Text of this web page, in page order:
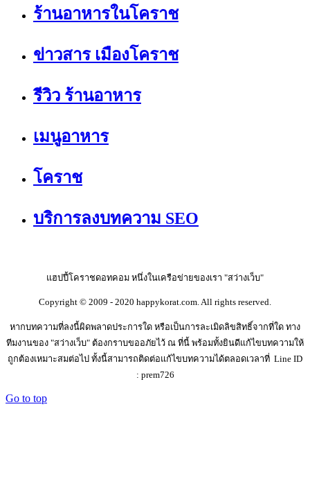
ร้านอาหารในโคราช
ข่าวสาร เมืองโคราช
รีวิว ร้านอาหาร
เมนูอาหาร
โคราช
บริการลงบทความ SEO
แฮปปี้โคราชดอทคอม หนึ่งในเครือข่ายของเรา "สว่างเว็บ"
Copyright © 2009 - 2020 happykorat.com. All rights reserved.
หากบทความที่ลงนี้ผิดพลาดประการใด หรือเป็นการละเมิดลิขสิทธิ์จากที่ใด ทาง
ทีมงานของ "สว่างเว็บ" ต้องกราบขออภัยไว้ ณ ที่นี้ พร้อมทั้งยินดีแก้ไขบทความให้
ถูกต้องเหมาะสมต่อไป ทั้งนี้สามารถติดต่อแก้ไขบทความได้ตลอดเวลาที่ Line ID
: prem726
Go to top